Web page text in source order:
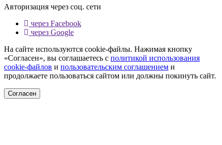
Авторизация через соц. сети
через Facebook
через Google
На сайте используются cookie-файлы. Нажимая кнопку
«Согласен», вы соглашаетесь с политикой использования
cookie-файлов и пользовательским соглашением и
продолжаете пользоваться сайтом или должны покинуть сайт.
Согласен